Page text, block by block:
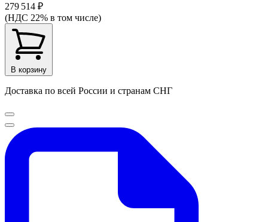
279 514 ₽
(НДС 22% в том числе)
В корзину
Доставка по всей России и странам СНГ